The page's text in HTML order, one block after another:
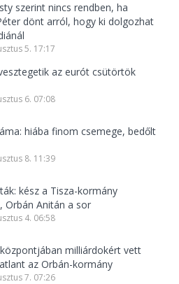
szerint nincs rendben, ha
dönt arról, hogy ki dolgozhat
5. 17:17
az eurót csütörtök
6. 07:08
hiába finom csemege, bedőlt
8. 11:39
kész a Tisza-kormány
Orbán Anitán a sor
4. 06:58
milliárdokért vett
az Orbán-kormány
7. 07:26